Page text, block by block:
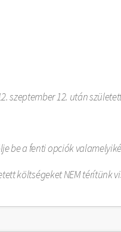
szeptember 12. után
be a fenti opciók
költségeket NEM térítünk